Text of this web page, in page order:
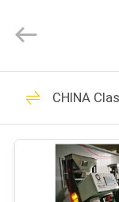
CASA
PRODUTOS
SOBRE
TECHNOLOGY
Rights
Arroz
CHINA